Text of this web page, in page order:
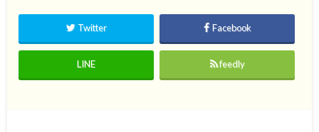
Twitter Facebook
LINE feedly